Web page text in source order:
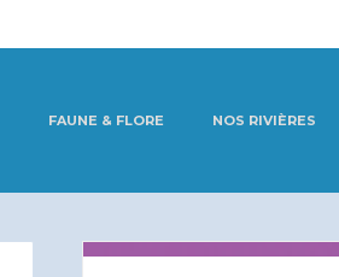
FAUNE & FLORE NOS RIVIÈRES